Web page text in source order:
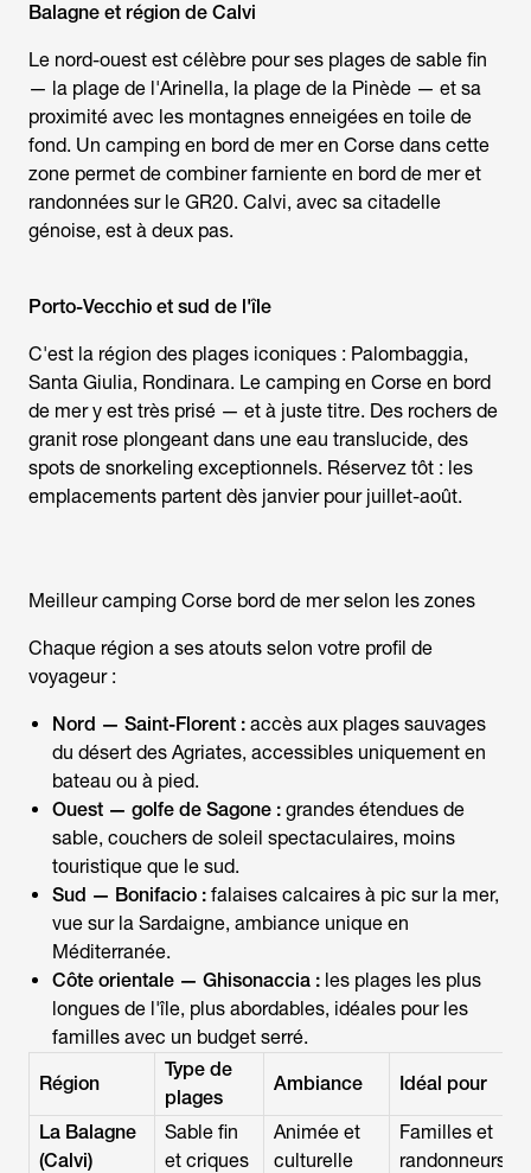
Balagne et région de Calvi
Le nord-ouest est célèbre pour ses plages de sable fin
— la plage de l'Arinella, la plage de la Pinède — et sa
proximité avec les montagnes enneigées en toile de
fond. Un camping en bord de mer en Corse dans cette
zone permet de combiner farniente en bord de mer et
randonnées sur le GR20. Calvi, avec sa citadelle
génoise, est à deux pas.
Porto-Vecchio et sud de l'île
C'est la région des plages iconiques : Palombaggia,
Santa Giulia, Rondinara. Le camping en Corse en bord
de mery est très prisé — et à juste titre. Des rochers de
granit rose plongeant dans une eau translucide, des
spots de snorkeling exceptionnels. Réservez tôt : les
emplacements partent dès janvier pour juillet-août.
Meilleur camping Corse bord de mer selon les zones
Chaque région a ses atouts selon votre profil de
voyageur :
Nord — Saint-Florent : accès aux plages sauvages
du désert des Agriates, accessibles uniquement en
bateau ou à pied.
Ouest — golfe de Sagone : grandes étendues de
sable, couchers de soleil spectaculaires, moins
touristique que le sud.
Sud — Bonifacio : falaises calcaires à pic sur la mer,
vue sur la Sardaigne, ambiance unique en
Méditerranée.
Côte orientale — Ghisonaccia : les plages les plus
longues de l'île, plus abordables, idéales pour les
familles avec un budget serré.
Région
Type de
plages
Ambiance Idéal pour
La Balagne
(Calvi)
Sable fin
et criques
Animée et
culturelle
Familles et
randonneurs